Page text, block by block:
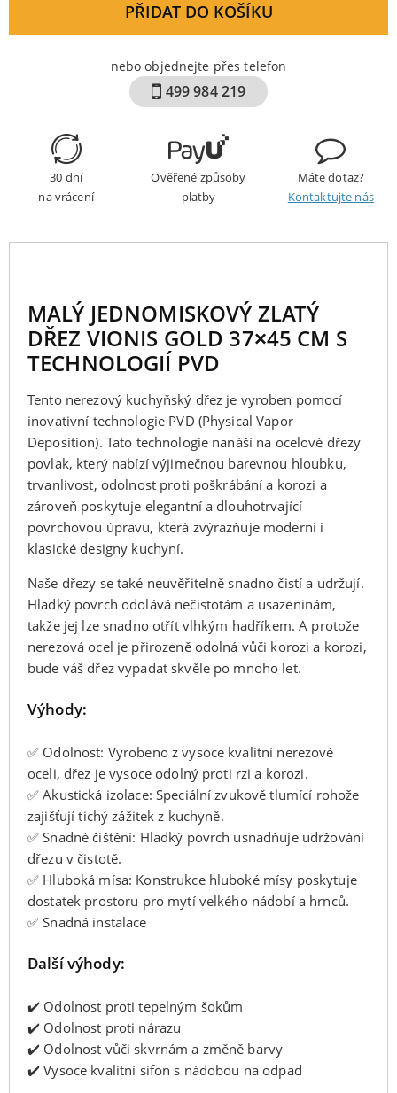
PŘIDAT DO KOŠÍKU
nebo objednejte přes telefon
499 984 219
30 dní
na vrácení
Ověřené způsoby
platby
Máte dotaz?
Kontaktujte nás
MALÝ JEDNOMISKOVÝ ZLATÝ
DŘEZ VIONIS GOLD 37×45 CM S
TECHNOLOGIÍ PVD
Tento nerezový kuchyňský dřez je vyroben pomocí
inovativní technologie PVD (Physical Vapor
Deposition). Tato technologie nanáší na ocelové dřezy
povlak, který nabízí výjimečnou barevnou hloubku,
trvanlivost, odolnost proti poškrábání a korozi a
zároveň poskytuje elegantní a dlouhotrvající
povrchovou úpravu, která zvýrazňuje moderní i
klasické designy kuchyní.
Naše dřezy se také neuvěřitelně snadno čistí a udržují.
Hladký povrch odolává nečistotám a usazeninám,
takže jej lze snadno otřít vlhkým hadříkem. A protože
nerezová ocel je přirozeně odolná vůči korozi a korozi,
bude váš dřez vypadat skvěle po mnoho let.
Výhody:
✅ Odolnost: Vyrobeno z vysoce kvalitní nerezové
oceli, dřez je vysoce odolný proti rzi a korozi.
✅ Akustická izolace: Speciální zvukově tlumící rohože
zajišťují tichý zážitek z kuchyně.
✅ Snadné čištění: Hladký povrch usnadňuje udržování
dřezu v čistotě.
✅ Hluboká mísa: Konstrukce hluboké mísy poskytuje
dostatek prostoru pro mytí velkého nádobí a hrnců.
✅ Snadná instalace
Další výhody:
✔️ Odolnost proti tepelným šokům
✔️ Odolnost proti nárazu
✔️ Odolnost vůči skvrnám a změně barvy
✔️ Vysoce kvalitní sifon s nádobou na odpad